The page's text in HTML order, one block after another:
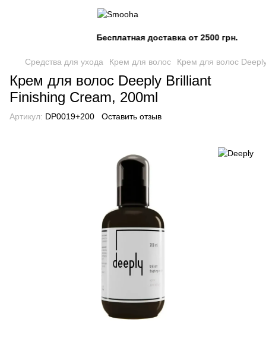
Бесплатная доставка от 2500 грн.
Средства для ухода Крем для волос Крем для волос
Крем для волос Deeply Brilliant
Finishing Cream, 200ml
Артикул: DP0019+200 Оставить отзыв